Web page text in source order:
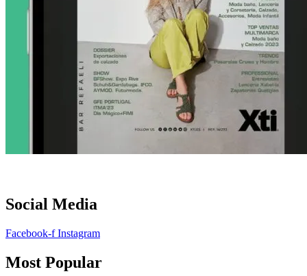
Social Media
Facebook-f Instagram
Most Popular